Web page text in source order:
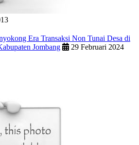
Era Transaksi Non Tunai Desa di
Jombang
29 Februari 2024